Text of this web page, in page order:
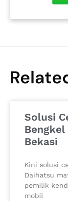
Solusi
Bekasi
Kini solusi
Daihatsu
pemilik
mobil